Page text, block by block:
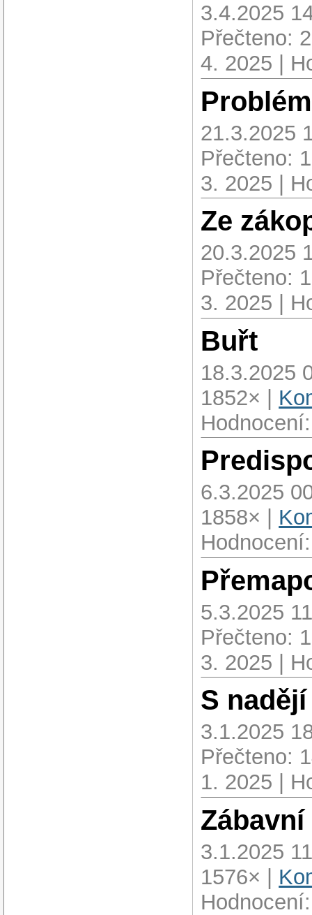
3.4.2025
Přečteno:
4. 2025 |
21.3.2025
Přečteno:
3. 2025 |
Ze
20.3.2025
Přečteno:
3. 2025 |
Buřt
18.3.2025
1852× |
6.3.2025
1858× |
5.3.2025
Přečteno:
3. 2025 |
S
3.1.2025
Přečteno:
1. 2025 |
3.1.2025
1576× |